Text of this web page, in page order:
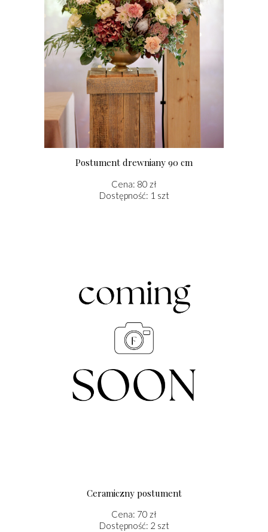
Ceramiczny postument
Cena: 70 zł
Dostępność: 2 szt
Cena: 80 zł
Dostępność: 1 szt
Postument drewniany 90 cm